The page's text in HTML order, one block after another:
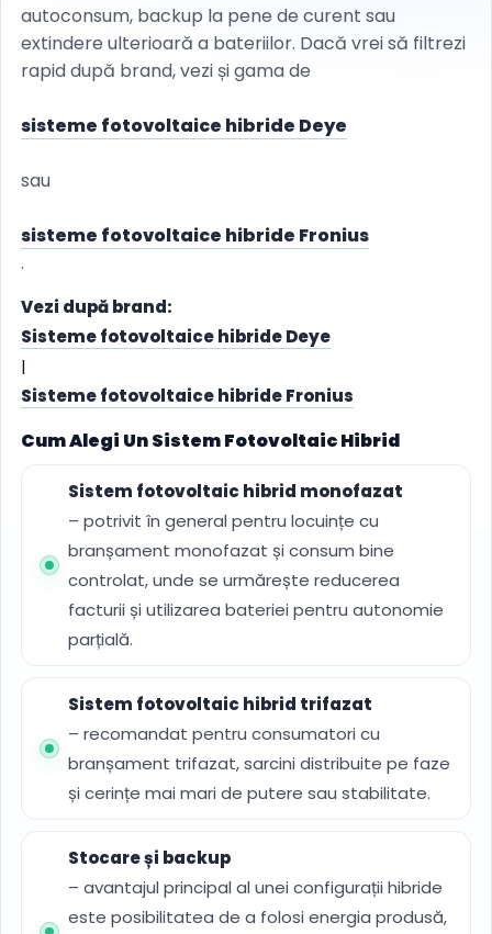
autoconsum, backup la pene de curent sau
extindere ulterioară a bateriilor. Dacă vrei să filtrezi
rapid după brand, vezi și gama de
sisteme fotovoltaice hibride Deye
sau
sisteme fotovoltaice hibride Fronius
.
Vezi după brand:
Sisteme fotovoltaice hibride Deye
|
Sisteme fotovoltaice hibride Fronius
Cum Alegi Un Sistem Fotovoltaic Hibrid
Sistem fotovoltaic hibrid monofazat
– potrivit în general pentru locuințe cu
branșament monofazat și consum bine
controlat, unde se urmărește reducerea
facturii și utilizarea bateriei pentru autonomie
parțială.
Sistem fotovoltaic hibrid trifazat
– recomandat pentru consumatori cu
branșament trifazat, sarcini distribuite pe faze
și cerințe mai mari de putere sau stabilitate.
Stocare și backup
– avantajul principal al unei configurații hibride
este posibilitatea de a folosi energia produsă,